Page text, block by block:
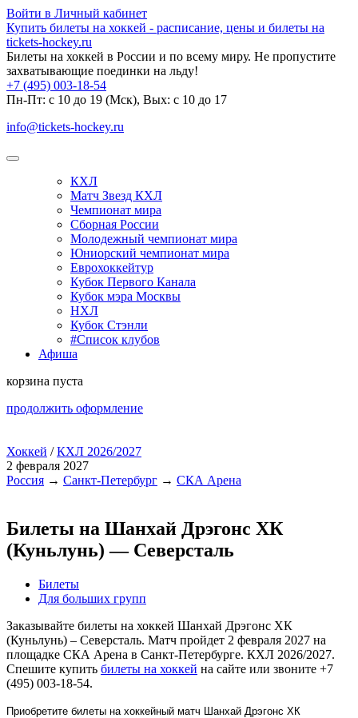
Войти в Личный кабинет
Купить билеты на хоккей - расписание, цены и билеты на
tickets-hockey.ru
Билеты на хоккей в России и по всему миру. Не пропустите
захватывающие поединки на льду!
+7 (495) 003-18-54
Пн-Пт: c 10 до 19 (Мск), Вых: с 10 до 17
info@tickets-hockey.ru
КХЛ
Матч Звезд КХЛ
Чемпионат мира
Сборная России
Молодежный чемпионат мира
Юниорский чемпионат мира
Еврохоккейтур
Кубок Первого Канала
Кубок мэра Москвы
НХЛ
Кубок Стэнли
#Список клубов
Афиша
корзина пуста
продолжить оформление
Хоккей /КХЛ 2026/2027
2 февраля 2027
Россия → Санкт-Петербург → СКА Арена
Билеты на Шанхай Дрэгонс ХК
(Куньлунь) — Северсталь
Билеты
Для больших групп
Заказывайте билеты на хоккей Шанхай Дрэгонс ХК
(Куньлунь) – Северсталь. Матч пройдет 2 февраля 2027 на
площадке СКА Арена в Санкт-Петербурге. КХЛ 2026/2027.
Спешите купить билеты на хоккей на сайте или звоните +7
(495) 003-18-54.
Приобретите билеты на хоккейный матч Шанхай Дрэгонс ХК